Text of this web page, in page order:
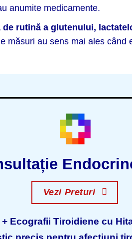
anumite medicamente.
de rutină a glutenului,
măsuri au sens mai ales
Vezi Preturi
Ecografii Tiroidiene cu